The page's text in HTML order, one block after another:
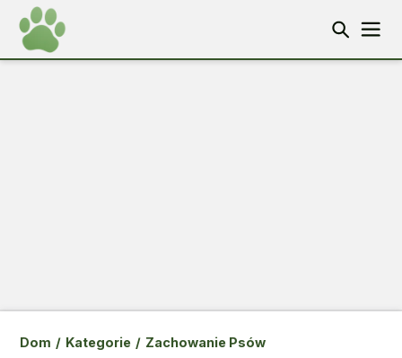
Dom / Kategorie / Zachowanie Psów